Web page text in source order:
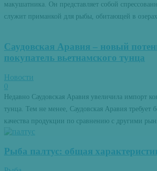
макушатника. Он представляет собой
служит приманкой для рыбы, обитающей в озерах
Саудовская Аравия – новый
покупатель вьетнамского тунца
Новости
0
Недавно Саудовская Аравия увеличила импорт
тунца. Тем не менее, Саудовская Аравия требует
качества продукции по сравнению с другими
Рыба палтус: общая